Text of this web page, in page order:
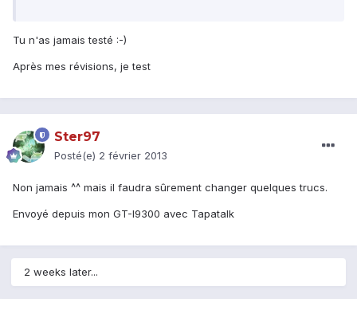
Tu n'as jamais testé :-)
Après mes révisions, je test
Ster97
Posté(e) 2 février 2013
Non jamais ^^ mais il faudra sûrement changer quelques trucs.
Envoyé depuis mon GT-I9300 avec Tapatalk
2 weeks later...